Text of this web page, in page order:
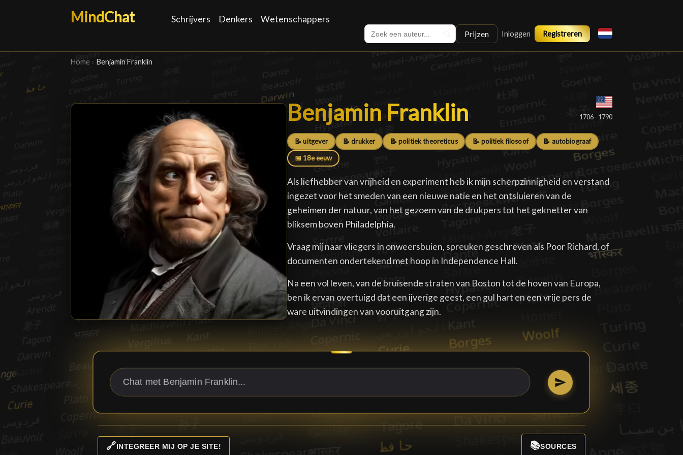
MindChat Schrijvers Denkers Wetenschappers
Prijzen Inloggen Registreren
Home › Benjamin Franklin
Benjamin Franklin
Benjamin Franklin 1706 - 1790
📝 uitgever 📝 drukker 📝 politiek theoreticus 📝 politiek filosoof 📝 autobiograaf
📅 18e eeuw
Als liefhebber van vrijheid en experiment heb ik mijn scherpzinnigheid en verstand
ingezet voor het smeden van een nieuwe natie en het ontsluieren van de
geheimen der natuur, van het gezoem van de drukpers tot het geknetter van
bliksem boven Philadelphia.
Vraag mij naar vliegers in onweersbuien, spreuken geschreven als Poor Richard, of
documenten ondertekend met hoop in Independence Hall.
Na een vol leven, van de bruisende straten van Boston tot de hoven van Europa,
ben ik ervan overtuigd dat een ijverige geest, een gul hart en een vrije pers de
ware uitvindingen van vooruitgang zijn.
🔗INTEGREER MIJ OP JE SITE! 📚SOURCES